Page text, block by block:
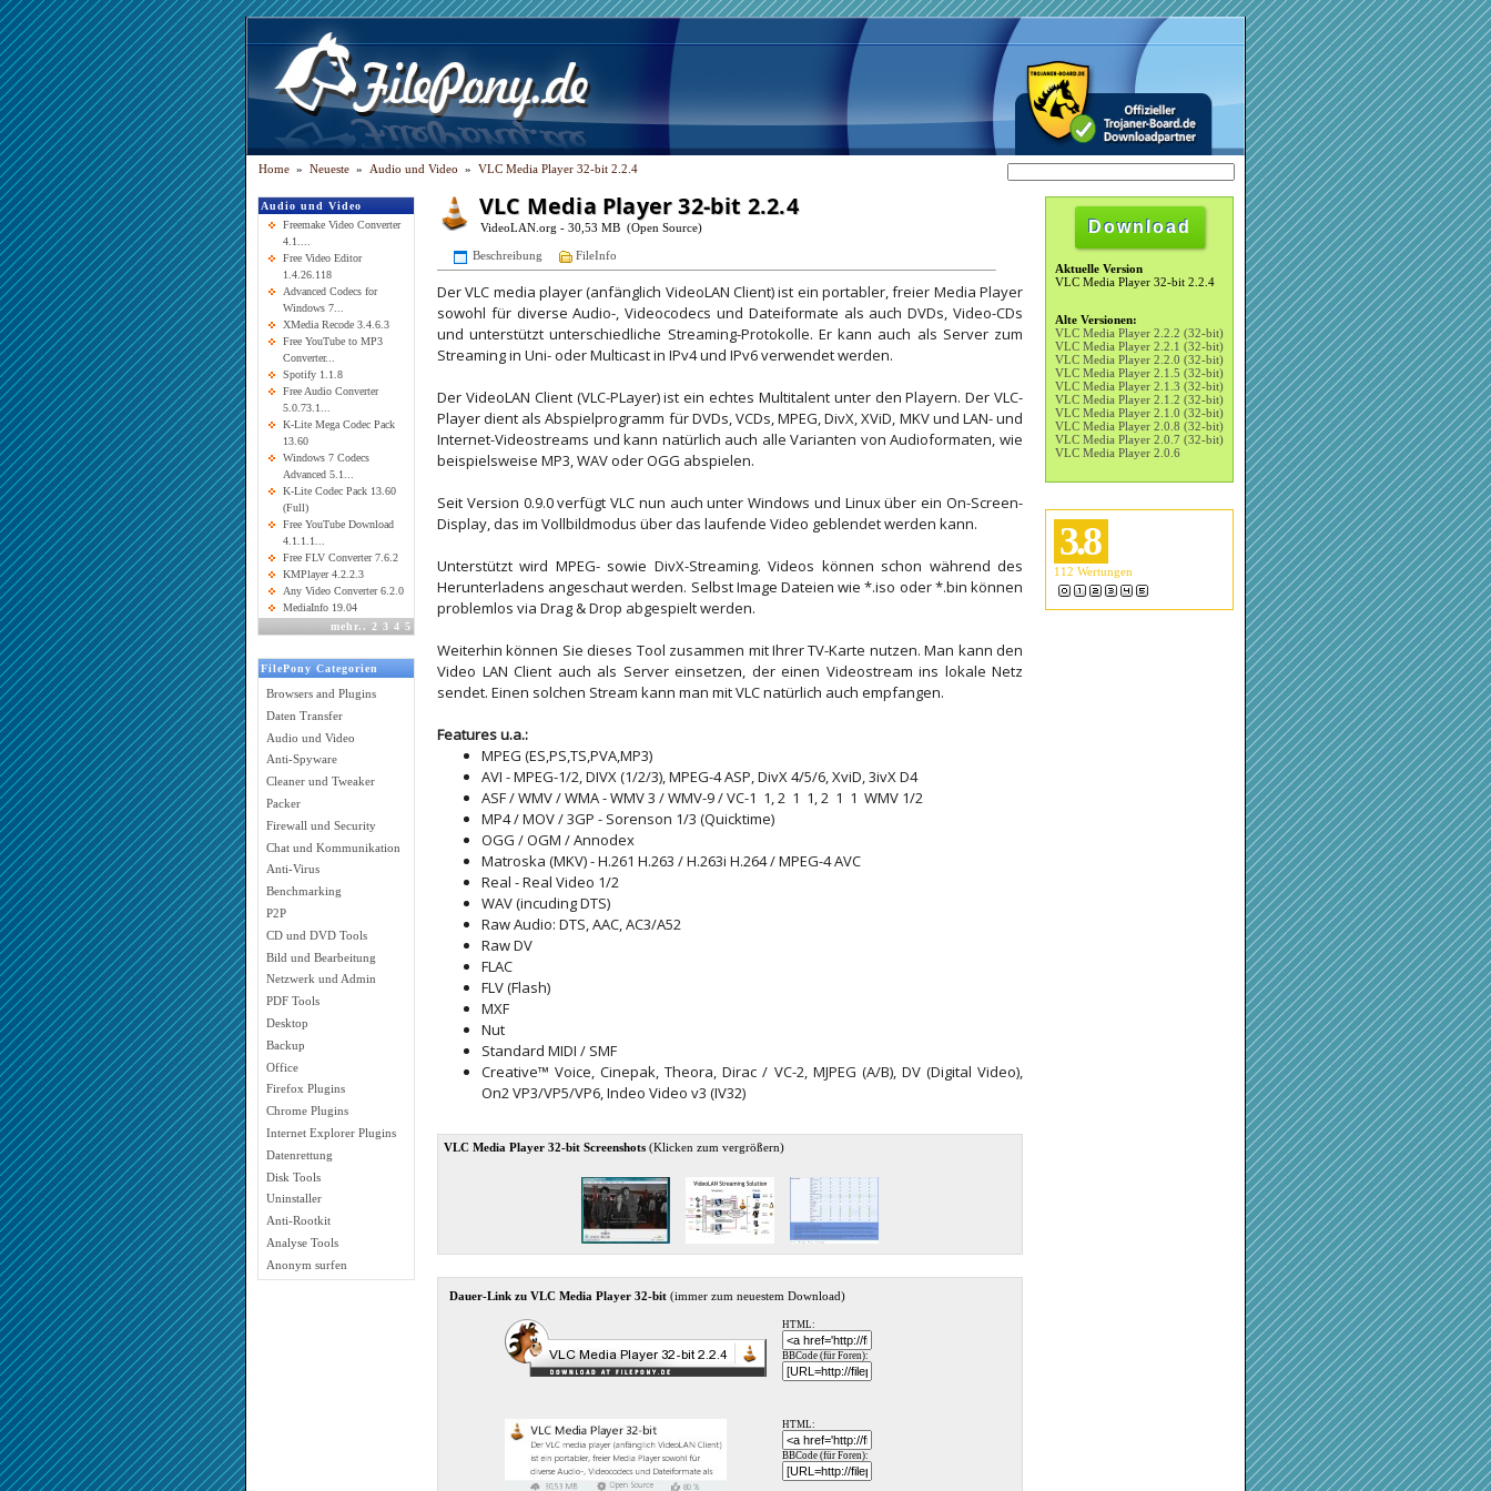
Home » Neueste » Audio und Video » VLC Media Player 32-bit 2.2.4
Audio und Video
Freemake Video Converter
4.1....
Free Video Editor
1.4.26.118
Advanced Codecs for
Windows 7...
XMedia Recode 3.4.6.3
Free YouTube to MP3
Converter...
Spotify 1.1.8
Free Audio Converter
5.0.73.1...
K-Lite Mega Codec Pack
13.60
Windows 7 Codecs
Advanced 5.1...
K-Lite Codec Pack 13.60
(Full)
Free YouTube Download
4.1.1.1...
Free FLV Converter 7.6.2
KMPlayer 4.2.2.3
Any Video Converter 6.2.0
MediaInfo 19.04
mehr.. 2 3 4 5
FilePony Categorien
Browsers and Plugins
Daten Transfer
Audio und Video
Anti-Spyware
Cleaner und Tweaker
Packer
Firewall und Security
Chat und Kommunikation
Anti-Virus
Benchmarking
P2P
CD und DVD Tools
Bild und Bearbeitung
Netzwerk und Admin
PDF Tools
Desktop
Backup
Office
Firefox Plugins
Chrome Plugins
Internet Explorer Plugins
Datenrettung
Disk Tools
Uninstaller
Anti-Rootkit
Analyse Tools
Anonym surfen
VLC Media Player 32-bit 2.2.4
VideoLAN.org - 30,53 MB (Open Source)
Beschreibung FileInfo
Der VLC media player (anfänglich VideoLAN Client) ist ein portabler, freier Media Player
sowohl für diverse Audio-, Videocodecs und Dateiformate als auch DVDs, Video-CDs
und unterstützt unterschiedliche Streaming-Protokolle. Er kann auch als Server zum
Streaming in Uni- oder Multicast in IPv4 und IPv6 verwendet werden.
Der VideoLAN Client (VLC-PLayer) ist ein echtes Multitalent unter den Playern. Der VLC-
Player dient als Abspielprogramm für DVDs, VCDs, MPEG, DivX, XViD, MKV und LAN- und
Internet-Videostreams und kann natürlich auch alle Varianten von Audioformaten, wie
beispielsweise MP3, WAV oder OGG abspielen.
Seit Version 0.9.0 verfügt VLC nun auch unter Windows und Linux über ein On-Screen-
Display, das im Vollbildmodus über das laufende Video geblendet werden kann.
Unterstützt wird MPEG- sowie DivX-Streaming. Videos können schon während des
Herunterladens angeschaut werden. Selbst Image Dateien wie *.iso oder *.bin können
problemlos via Drag & Drop abgespielt werden.
Weiterhin können Sie dieses Tool zusammen mit Ihrer TV-Karte nutzen. Man kann den
Video LAN Client auch als Server einsetzen, der einen Videostream ins lokale Netz
sendet. Einen solchen Stream kann man mit VLC natürlich auch empfangen.
Features u.a.:
MPEG (ES,PS,TS,PVA,MP3)
AVI - MPEG-1/2, DIVX (1/2/3), MPEG-4 ASP, DivX 4/5/6, XviD, 3ivX D4
ASF / WMV / WMA - WMV 3 / WMV-9 / VC-1 1, 2 1 1, 2 1 1 WMV 1/2
MP4 / MOV / 3GP - Sorenson 1/3 (Quicktime)
OGG / OGM / Annodex
Matroska (MKV) - H.261 H.263 / H.263i H.264 / MPEG-4 AVC
Real - Real Video 1/2
WAV (incuding DTS)
Raw Audio: DTS, AAC, AC3/A52
Raw DV
FLAC
FLV (Flash)
MXF
Nut
Standard MIDI / SMF
Creative™ Voice, Cinepak, Theora, Dirac / VC-2, MJPEG (A/B), DV (Digital Video),
On2 VP3/VP5/VP6, Indeo Video v3 (IV32)
VLC Media Player 32-bit Screenshots (Klicken zum vergrößern)
Dauer-Link zu VLC Media Player 32-bit (immer zum neuestem Download)
HTML:
BBCode (für Foren):
HTML:
BBCode (für Foren):
Download
Aktuelle Version
VLC Media Player 32-bit 2.2.4
Alte Versionen:
VLC Media Player 2.2.2 (32-bit)
VLC Media Player 2.2.1 (32-bit)
VLC Media Player 2.2.0 (32-bit)
VLC Media Player 2.1.5 (32-bit)
VLC Media Player 2.1.3 (32-bit)
VLC Media Player 2.1.2 (32-bit)
VLC Media Player 2.1.0 (32-bit)
VLC Media Player 2.0.8 (32-bit)
VLC Media Player 2.0.7 (32-bit)
VLC Media Player 2.0.6
3.8
112 Wertungen